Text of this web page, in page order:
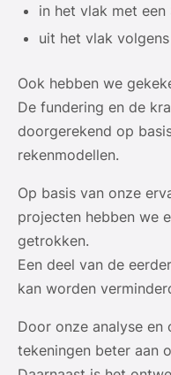
in het vlak met een
uit het vlak
Ook hebben we
De fundering en de
doorgerekend op
rekenmodellen.
Op basis van onze
projecten hebben we
getrokken.
Een deel van de
kan worden
Door onze analyse
tekeningen beter aan